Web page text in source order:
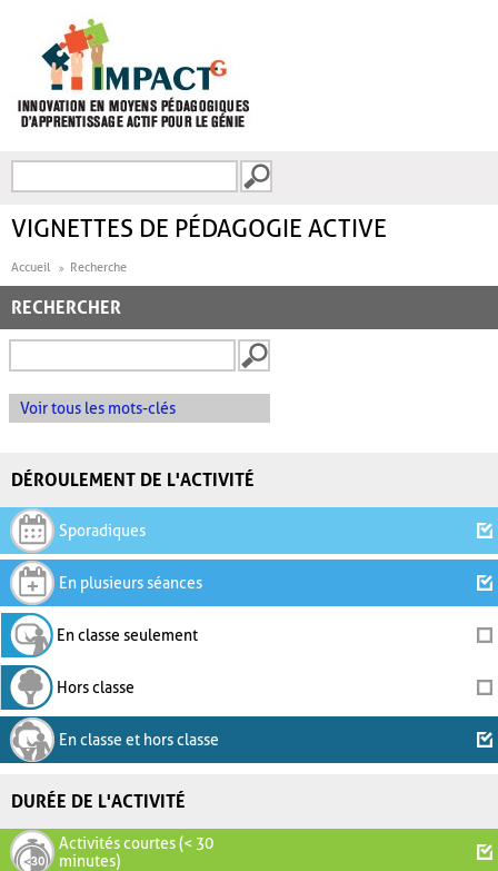
FORMULAIRE DE
VIGNETTES DE PÉDAGOGIE ACTIVE
Accueil Recherche
RECHERCHER
Voir tous les mots-clés
DÉROULEMENT DE L'ACTIVITÉ
Sporadiques
En plusieurs séances
En classe seulement
Hors classe
En classe et hors classe
DURÉE DE L'ACTIVITÉ
Activités courtes (< 30
minutes)